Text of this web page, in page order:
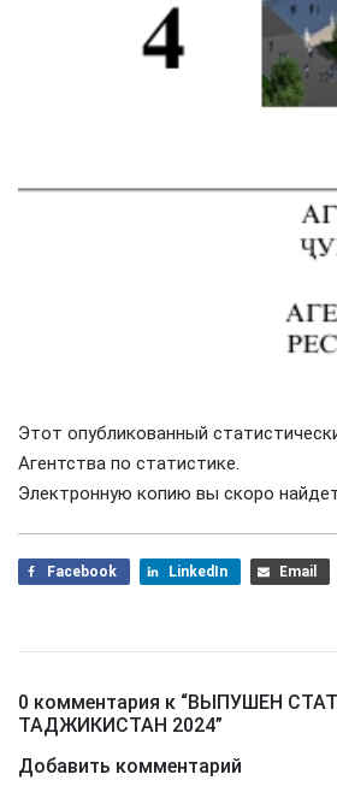
Этот опубликованный
Агентства по статистике.
Электронную копию вы скоро
Facebook LinkedIn Email
0 комментария к “ВЫПУШЕН
ТАДЖИКИСТАН 2024”
Добавить комментарий